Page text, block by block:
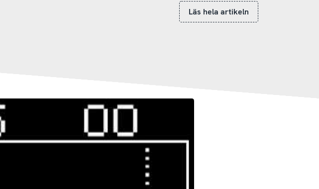
Läs hela artikeln